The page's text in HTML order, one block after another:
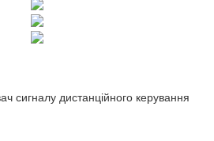
сигналу дистанційного керування